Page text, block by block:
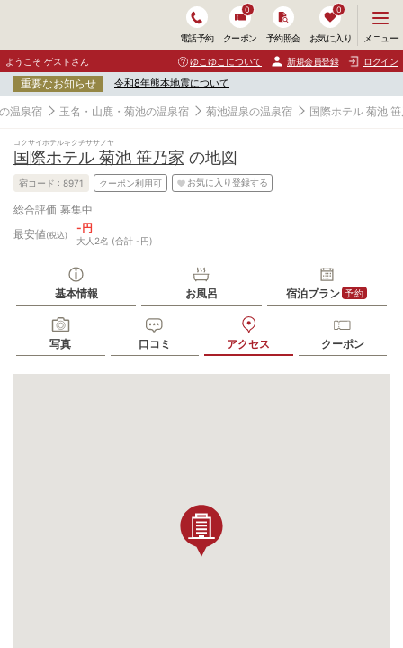
電話予約 クーポン
0
予約照会 お気に入り
0
ニ
ュ
ー
開
く
メニュー
ようこそ ゲストさん ゆこゆこについて 新規会員登録 ログイン
重要なお知らせ 令和8年熊本地震について
温泉宿 玉名・山鹿・菊池の温泉宿 菊池温泉の温泉宿 国際ホテル 菊池
コクサイホテルキクチササノヤ
国際ホテル 菊池 笹乃家 の地図
宿コード : 8971 クーポン利用可 お気に入り登録する
総合評価 募集中
最安値(税込)
-円
大人2名 (合計 -円)
基本情報 お風呂 宿泊プラン 予約
写真 口コミ アクセス クーポン